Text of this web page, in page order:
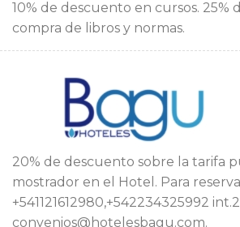
10% de descuento en cursos. 25%
compra de libros y normas.
20% de descuento sobre la tarifa
mostrador en el Hotel. Para
+541121612980,+542234325992
convenios@hotelesbagu.com.